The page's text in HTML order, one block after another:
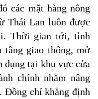
các mặt hàng nông
Thái Lan luôn được
Thời gian tới, tỉnh
tầng giao thông, mở
dụng tại khu vực cửa
chính nhằm nâng
Đồng chí khẳng định